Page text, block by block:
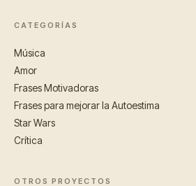
CATEGORÍAS
Música
Amor
Frases Motivadoras
Frases para mejorar la Autoestima
Star Wars
Crítica
OTROS PROYECTOS